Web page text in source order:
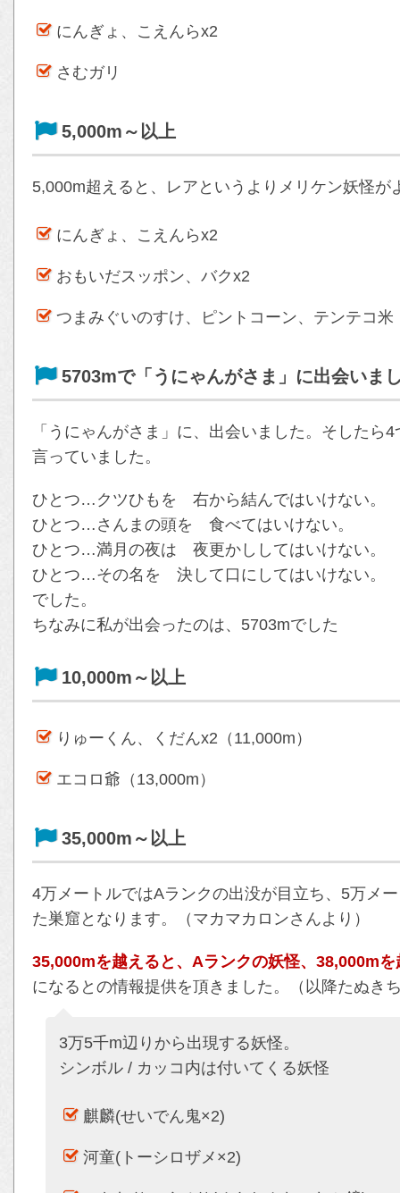
にんぎょ、こえんらx2
さむガリ
5,000m～以上
5,000m超えると、レアというよりメリケン妖怪が
にんぎょ、こえんらx2
おもいだスッポン、バクx2
つまみぐいのすけ、ピントコーン、テンテコ米
5703mで「うにゃんがさま」に出会いま
「うにゃんがさま」に、出会いました。そしたら
言っていました。
ひとつ…クツひもを 右から結んではいけない。
ひとつ…さんまの頭を 食べてはいけない。
ひとつ…満月の夜は 夜更かししてはいけない。
ひとつ…その名を 決して口にしてはいけない。
でした。
ちなみに私が出会ったのは、5703mでした
10,000m～以上
りゅーくん、くだんx2（11,000m）
エコロ爺（13,000m）
35,000m～以上
4万メートルではAランクの出没が目立ち、5万メ
た巣窟となります。（マカマカロンさんより）
35,000mを越えると、Aランクの妖怪、38,000m
になるとの情報提供を頂きました。（以降たぬき
3万5千m辺りから出現する妖怪。
シンボル / カッコ内は付いてくる妖怪
麒麟(せいでん鬼×2)
河童(トーシロザメ×2)